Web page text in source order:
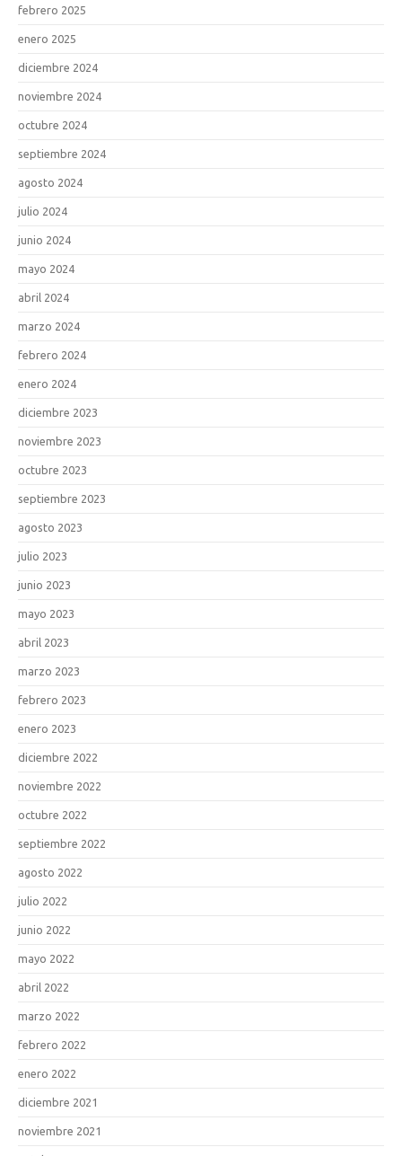
febrero 2025
enero 2025
diciembre 2024
noviembre 2024
octubre 2024
septiembre 2024
agosto 2024
julio 2024
junio 2024
mayo 2024
abril 2024
marzo 2024
febrero 2024
enero 2024
diciembre 2023
noviembre 2023
octubre 2023
septiembre 2023
agosto 2023
julio 2023
junio 2023
mayo 2023
abril 2023
marzo 2023
febrero 2023
enero 2023
diciembre 2022
noviembre 2022
octubre 2022
septiembre 2022
agosto 2022
julio 2022
junio 2022
mayo 2022
abril 2022
marzo 2022
febrero 2022
enero 2022
diciembre 2021
noviembre 2021